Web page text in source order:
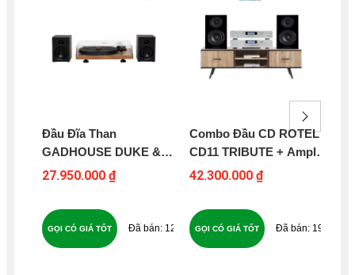
Đầu Đĩa Than
GADHOUSE DUKE &
ROY
27.950.000 ₫
127
GỌI CÓ GIÁ TỐT
Combo Đầu CD ROTEL
CD11 TRIBUTE + Amply
ROTE A11 TRIBUTE +
DIAMON 12.2 - B16
42.300.000 ₫
194
GỌI CÓ GIÁ TỐT